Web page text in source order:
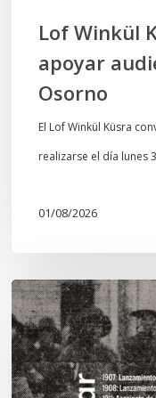
Lof Winkül
apoyar
Osorno
El Lof Winkül Küsra
realizarse el día lunes
01/08/2026
Chawrakawin:
Palimpsesto
explora
a